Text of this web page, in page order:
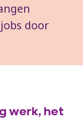
door
werk, het